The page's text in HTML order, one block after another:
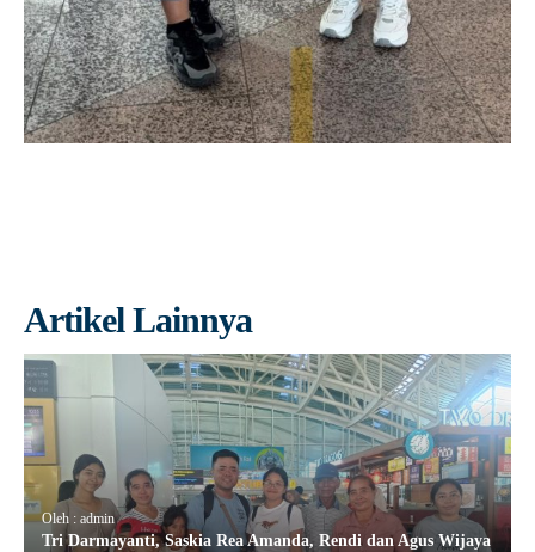
Artikel Lainnya
Oleh : admin
Tri Darmayanti, Saskia Rea Amanda, Rendi dan Agus Wijaya